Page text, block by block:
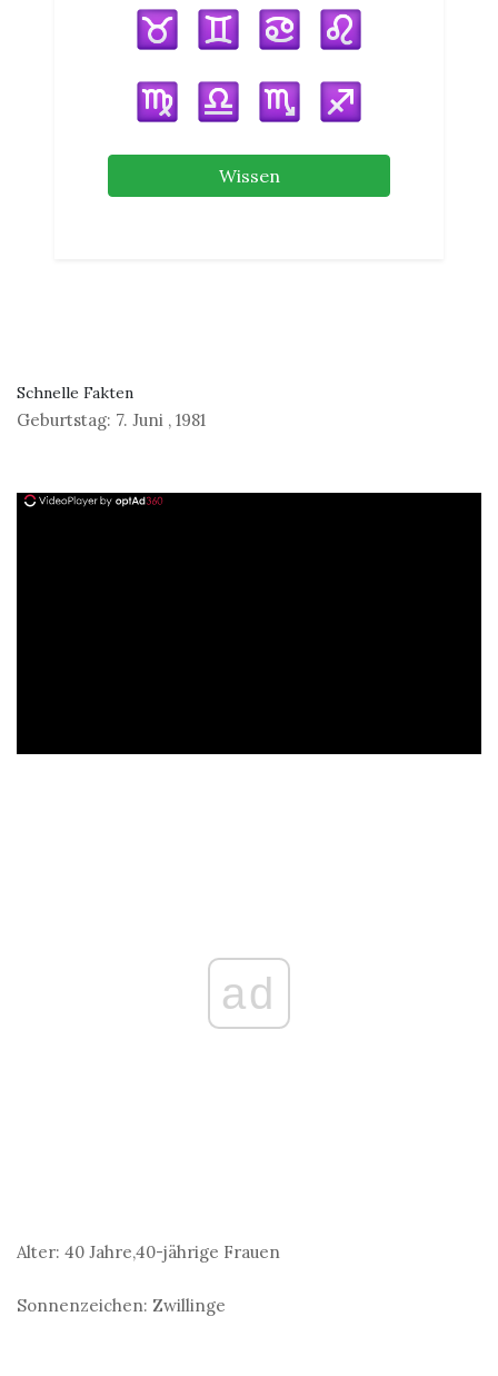
Wissen
Schnelle Fakten
Geburtstag: 7. Juni , 1981
ad
Alter: 40 Jahre,40-jährige Frauen
Sonnenzeichen: Zwillinge